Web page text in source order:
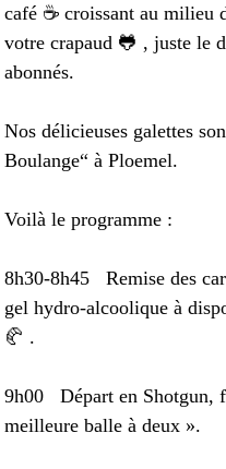
café ☕️ croissant au milieu
votre crapaud 🐸 , juste le
abonnés.
Nos délicieuses galettes
Boulange“ à Ploemel.
Voilà le programme :
8h30-8h45 Remise des
gel hydro-alcoolique à
🥐 .
9h00 Départ en Shotgun,
meilleure balle à deux ».